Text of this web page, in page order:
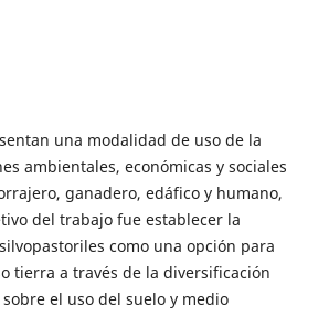
una modalidad de uso de la
ambientales, económicas y sociales
ganadero, edáfico y humano,
del trabajo fue establecer la
como una opción para
tierra a través de la diversificación
el uso del suelo y medio